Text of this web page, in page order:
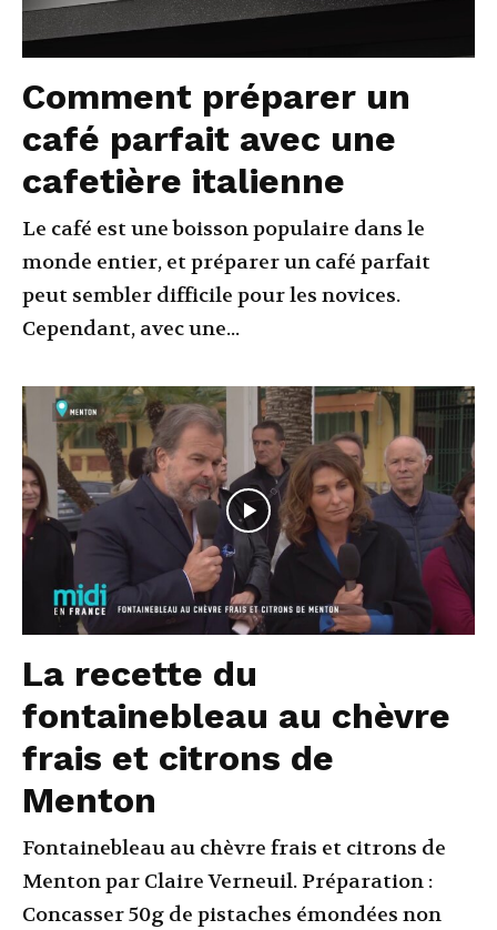
Comment préparer un
café parfait avec une
cafetière italienne
Le café est une boisson populaire dans le
monde entier, et préparer un café parfait
peut sembler difficile pour les novices.
Cependant, avec une...
La recette du
fontainebleau au chèvre
frais et citrons de
Menton
Fontainebleau au chèvre frais et citrons de
Menton par Claire Verneuil. Préparation :
Concasser 50g de pistaches émondées non